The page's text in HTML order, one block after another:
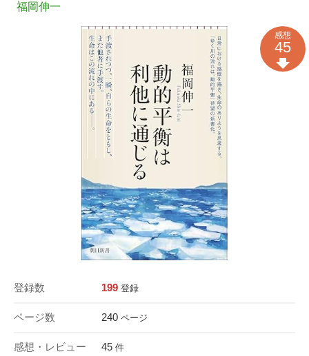
福岡伸一
登録数 199 登録
ページ数 240 ページ
感想・レビュー 45 件
感想
45